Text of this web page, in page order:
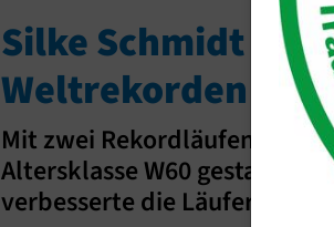
Silke Schmidt
Weltrekorden
Mit zwei Rekordläufen ist
Altersklasse W60 gestartet:
verbesserte die Läuferin